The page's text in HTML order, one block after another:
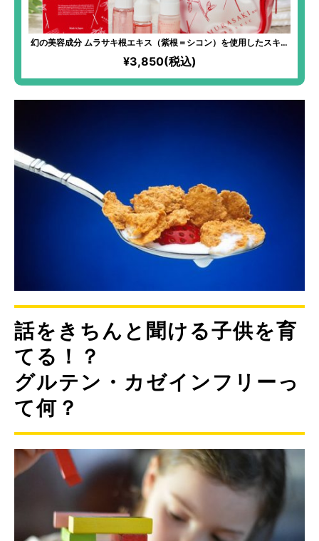
幻の美容成分 ムラサキ根エキス（紫根＝シコン）を使用したスキン
ケアセット
¥3,850(税込)
話をきちんと聞ける子供を育
てる！？
グルテン・カゼインフリーっ
て何？